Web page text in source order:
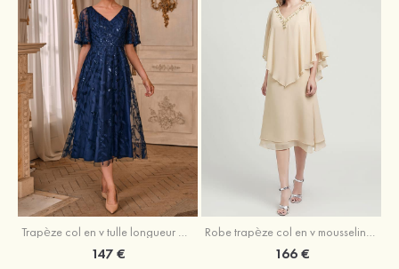
Trapèze col en v tulle longueur mollet robe de mère de la mariée avec appliqué paillettes ceinture
147 €
Robe trapèze col en v mousseline longueur mollet robe de mère de la mariée avec perle
166 €